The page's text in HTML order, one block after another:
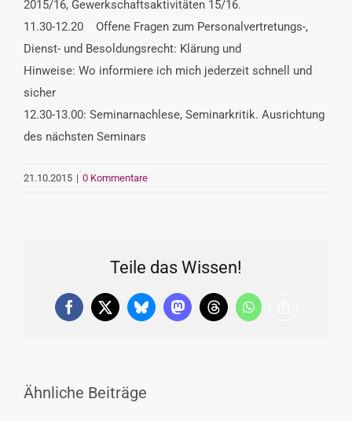
2015/16, Gewerkschaftsaktivitäten 15/16.
11.30-12.20 Offene Fragen zum Personalvertretungs-,
Dienst- und Besoldungsrecht: Klärung und
Hinweise: Wo informiere ich mich jederzeit schnell und
sicher
12.30-13.00: Seminarnachlese, Seminarkritik. Ausrichtung
des nächsten Seminars
21.10.2015 | 0 Kommentare
Teile das Wissen!
Facebook
X BlueskyMastodonThreadsWhatsApp
Ähnliche Beiträge